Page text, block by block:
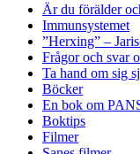
Är du förälder
Immunsystemet
”Herxing” –
Frågor och svar
Ta hand om sig
Böcker
En bok om
Boktips
Filmer